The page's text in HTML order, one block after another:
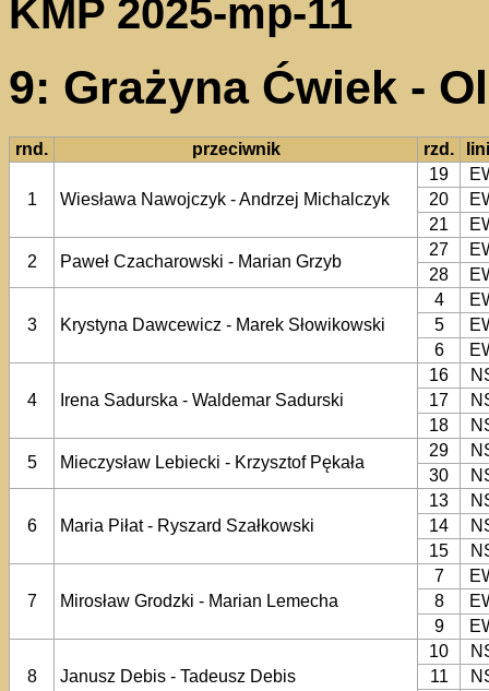
KMP 2025-mp-11
9: Grażyna Ćwiek -
rnd. przeciwnik rzd.
1 Wiesława Nawojczyk - Andrzej Michalczyk
19
20
21
2
Paweł Czacharowski - Marian Grzyb
27
28
3 Krystyna Dawcewicz - Marek Słowikowski
4
5
6
4 Irena Sadurska - Waldemar Sadurski
16
17
18
5
Mieczysław Lebiecki - Krzysztof Pękała
29
30
6 Maria Piłat - Ryszard Szałkowski
13
14
15
7 Mirosław Grodzki - Marian Lemecha
7
8
9
8 Janusz Debis - Tadeusz Debis
10
11